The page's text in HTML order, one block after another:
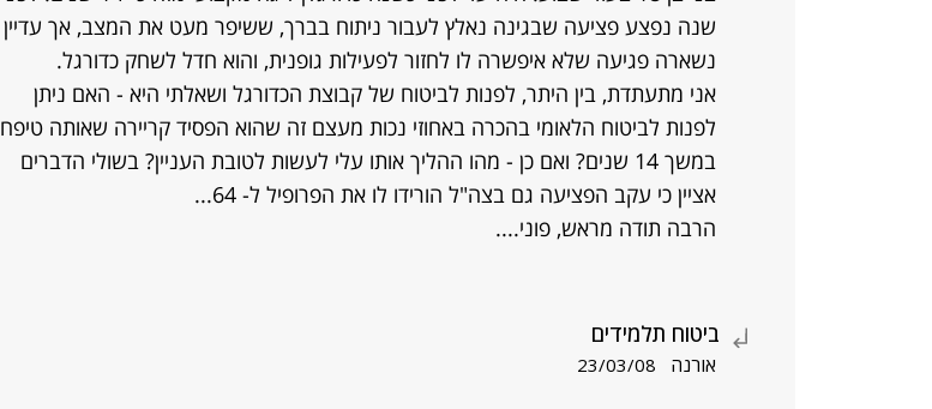
שנה נפצע פציעה שבגינה נאלץ לעבור ניתוח בברך, ששיפר מעט את המצב, אך עדיין
נשארה פגיעה שלא איפשרה לו לחזור לפעילות גופנית, והוא חדל לשחק כדורגל.
אני מתעתדת, בין היתר, לפנות לביטוח של קבוצת הכדורגל ושאלתי היא - האם ניתן
לפנות לביטוח הלאומי בהכרה באחוזי נכות מעצם זה שהוא הפסיד קריירה שאותה טיפח
במשך 14 שנים? ואם כן - מהו ההליך אותו עלי לעשות לטובת העניין? בשולי הדברים
אציין כי עקב הפציעה גם בצה"ל הורידו לו את הפרופיל ל- 64...
הרבה תודה מראש, פוני....
ביטוח תלמידים
אורנה 23/03/08